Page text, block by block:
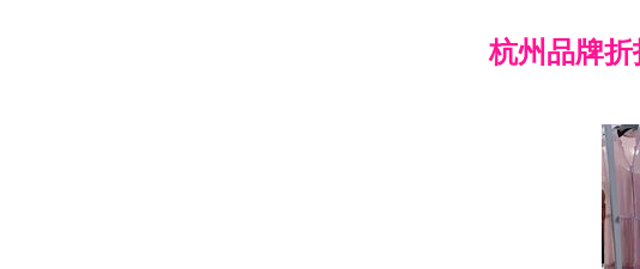
杭州品牌